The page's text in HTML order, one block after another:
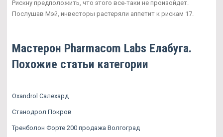
Рискну предположить, что этого все-таки не произойдет.
Послушав Мэй, инвесторы растеряли аппетит к рискам 17.
Мастерон Pharmacom Labs Елабуга.
Похожие статьи категории
Oxandrol Салехард
Станодрол Покров
Тренболон Форте 200 продажа Волгоград